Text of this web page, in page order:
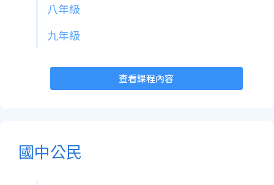
八年級
九年級
查看課程內容
國中公民